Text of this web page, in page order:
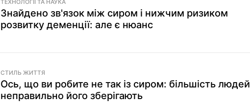
ТЕХНОЛОГІЇ ТА НАУКА
Знайдено зв'язок між сиром і нижчим ризиком
розвитку деменції: але є нюанс
СТИЛЬ ЖИТТЯ
Ось, що ви робите не так із сиром: більшість людей
неправильно його зберігають